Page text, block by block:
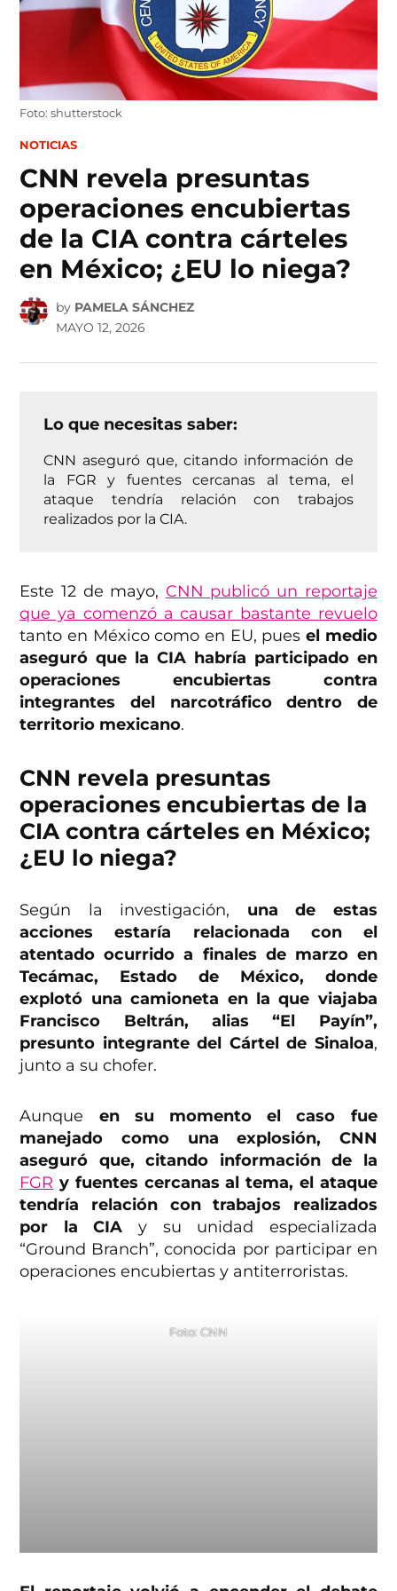
Foto: shutterstock
POSTED
NOTICIAS
CNN revela presuntas
operaciones encubiertas
de la CIA contra cárteles
en México; ¿EU lo niega?
by PAMELA SÁNCHEZ
MAYO 12, 2026
Lo que necesitas saber:
CNN aseguró que, citando información de
la FGR y fuentes cercanas al tema, el
ataque tendría relación con trabajos
realizados por la CIA.
Este 12 de mayo, CNN publicó un reportaje
que ya comenzó a causar bastante revuelo
tanto en México como en EU, pues el medio
aseguró que la CIA habría participado en
operaciones encubiertas contra
integrantes del narcotráfico dentro de
territorio mexicano.
CNN revela presuntas
operaciones encubiertas de la
CIA contra cárteles en México;
¿EU lo niega?
Según la investigación, una de estas
acciones estaría relacionada con el
atentado ocurrido a finales de marzo en
Tecámac, Estado de México, donde
explotó una camioneta en la que viajaba
Francisco Beltrán, alias “El Payín”,
presunto integrante del Cártel de Sinaloa,
junto a su chofer.
Aunque en su momento el caso fue
manejado como una explosión, CNN
aseguró que, citando información de la
FGR y fuentes cercanas al tema, el ataque
tendría relación con trabajos realizados
por la CIA y su unidad especializada
“Ground Branch”, conocida por participar en
operaciones encubiertas y antiterroristas.
Foto: CNN